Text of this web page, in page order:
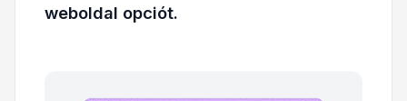
weboldal opciót.